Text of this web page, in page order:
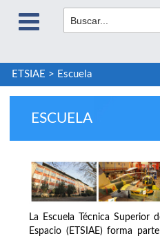
ETSIAE > Escuela
ESCUELA
La Escuela Técnica Superior
Espacio (ETSIAE) forma